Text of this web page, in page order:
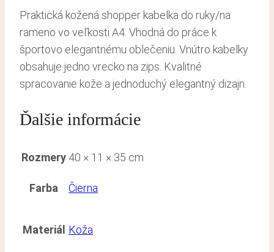
Praktická kožená shopper kabelka do ruky/na
rameno vo veľkosti A4. Vhodná do práce k
športovo elegantnému oblečeniu. Vnútro kabelky
obsahuje jedno vrecko na zips. Kvalitné
spracovanie kože a jednoduchý elegantný dizajn.
Ďalšie informácie
Rozmery 40 × 11 × 35 cm
Farba Čierna
Materiál Koža